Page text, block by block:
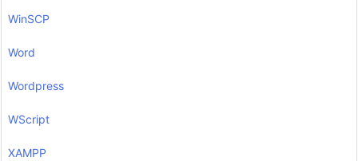
WinSCP
Word
Wordpress
WScript
XAMPP